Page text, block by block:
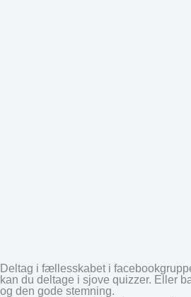
Deltag i fællesskabet i
kan du deltage i sjove quizzer. Eller
og den gode stemning.